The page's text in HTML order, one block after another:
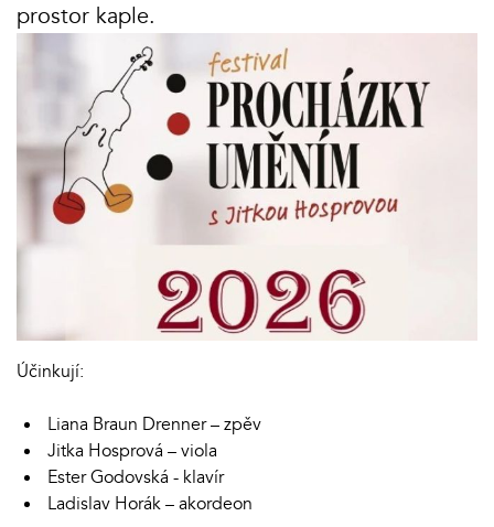
prostor kaple.
Účinkují:
Liana Braun Drenner – zpěv
Jitka Hosprová – viola
Ester Godovská - klavír
Ladislav Horák – akordeon